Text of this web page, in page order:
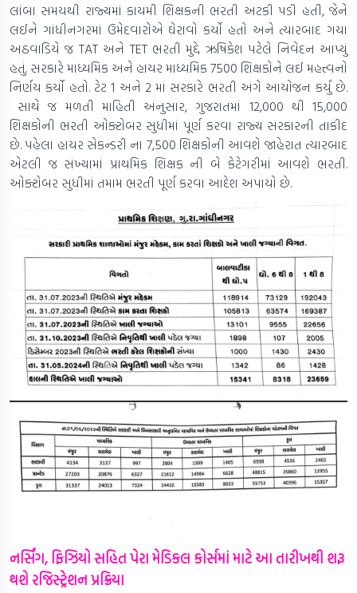
લાંબા સમયથી રાજ્યમાં કાયમી શિક્ષકની ભરતી અટકી પડી હતી, જેને
લઈને ગાંધીનગરમાં ઉમેદવારોએ ઘેરાવો કર્યો હતો અને ત્યારબાદ ગયા
અઠવાડિયે જ TAT અને TET ભરતી મુદ્દે ઋષિકેશ પટેલે નિવેદન આપ્યું
હતું. સરકારે માધ્યમિક અને હાયર માધ્યમિક 7500 શિક્ષકોને લઈ મહત્ત્વનો
નિર્ણય કર્યો હતો. ટેટ 1 અને 2 માં સરકારે ભરતી અંગે આયોજન કર્યું છે.
સાથે જ મળતી માહિતી અનુસાર, ગુજરાતમાં 12,000 થી 15,000
શિક્ષકોની ભરતી ઓક્ટોબર સુધીમાં પૂર્ણ કરવા રાજ્ય સરકારની તાકીદ
છે. પહેલા હાયર સેકન્ડરી ના 7,500 શિક્ષકોની આવશે જાહેરાત ત્યારબાદ
એટલી જ સંખ્યામાં પ્રાથમિક શિક્ષક ની બે કેટેગરીમાં આવશે ભરતી.
ઓક્ટોબર સુધીમાં તમામ ભરતી પૂર્ણ કરવા આદેશ અપાયો છે.
નર્સિંગ, ફિઝિયો સહિત પેરા મેડિકલ કોર્સમાં માટે આ તારીખથી શરૂ
થશે રજિસ્ટ્રેશન પ્રક્રિયા